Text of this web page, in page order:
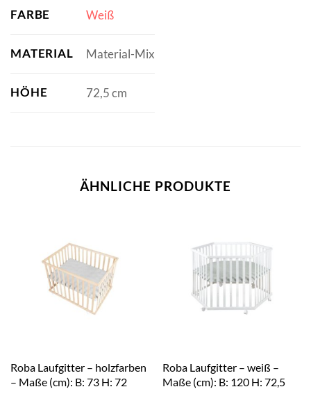
FARBE Weiß
MATERIAL Material-Mix
HÖHE 72,5 cm
ÄHNLICHE PRODUKTE
Roba Laufgitter – holzfarben
– Maße (cm): B: 73 H: 72
Roba Laufgitter – weiß –
Maße (cm): B: 120 H: 72,5